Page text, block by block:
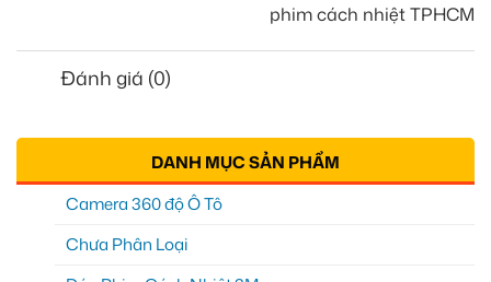
phim cách nhiệt TPHCM
Đánh giá (0)
DANH MỤC SẢN PHẨM
Camera 360 độ Ô Tô
Chưa Phân Loại